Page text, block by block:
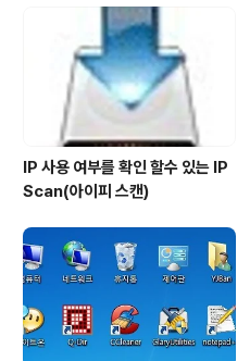
IP 사용 여부를 확인 할수 있는 IP
Scan(아이피 스캔)